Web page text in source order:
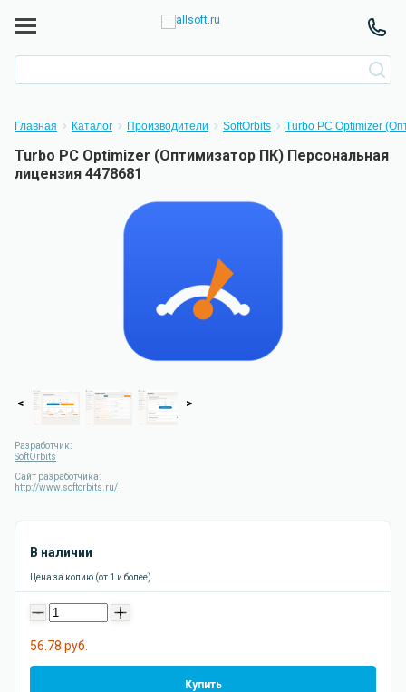
Главная Каталог Производители SoftOrbits Turbo PC Optimizer
Turbo PC Optimizer (Оптимизатор ПК) Персональная
лицензия 4478681
< >
Разработчик:
SoftOrbits
Сайт разработчика:
http://www.softorbits.ru/
В наличии
Цена за копию (от 1 и более)
- +
56.78 руб.
Купить